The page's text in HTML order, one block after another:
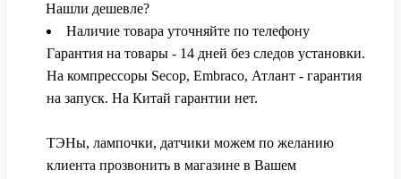
Нашли дешевле?
Наличие товара уточняйте по телефону
Гарантия на товары - 14 дней без следов установки.
На компрессоры Secop, Embraco, Атлант - гарантия
на запуск. На Китай гарантии нет.
ТЭНы, лампочки, датчики можем по желанию
клиента прозвонить в магазине в Вашем